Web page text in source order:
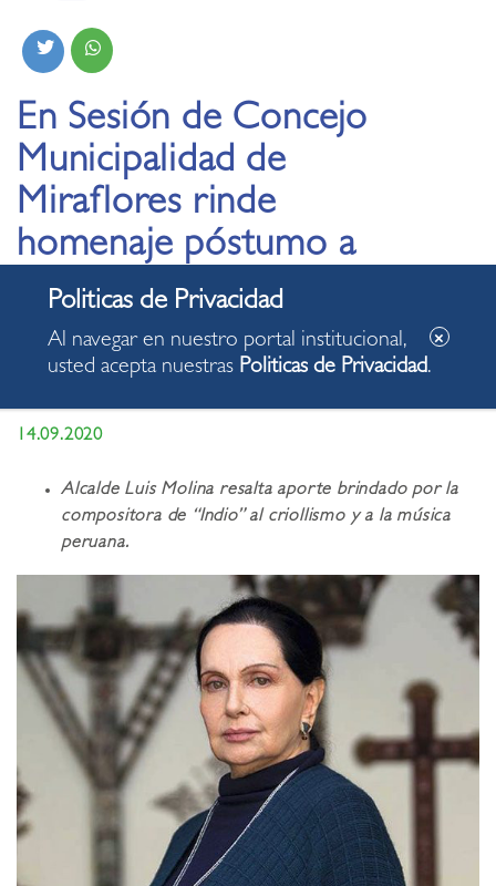
En Sesión de Concejo
Municipalidad de
Miraflores rinde
homenaje póstumo a
notable cantante y
compositora Alicia
Maguiña
14.09.2020
Alcalde Luis Molina resalta aporte brindado por la
compositora de “Indio” al criollismo y a la música
peruana.
Al navegar en nuestro portal institucional,
usted acepta nuestras Politicas de Privacidad.